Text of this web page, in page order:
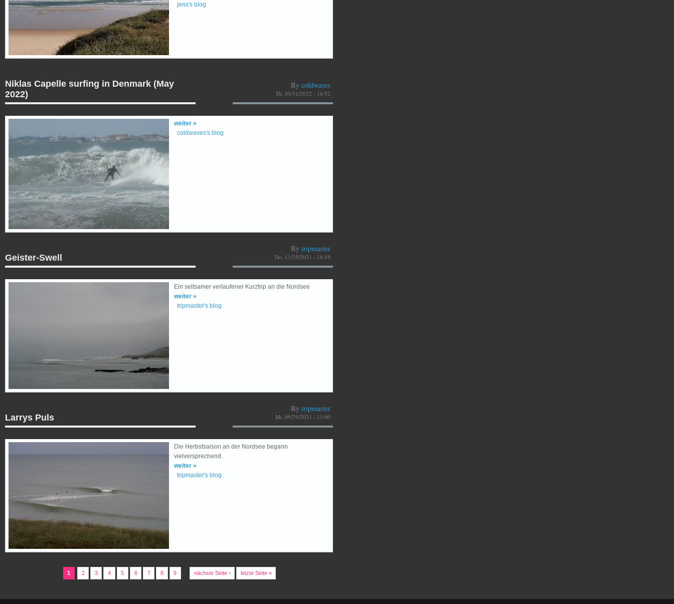
jens's blog
Niklas Capelle surfing in Denmark (May
2022)
By coldwaves
Di, 05/31/2022 - 16:52
weiter »
coldwaves's blog
Geister-Swell
By tripmaster
Do, 11/25/2021 - 18:19
Ein seltsamer verlaufener Kurztrip an die Nordsee
weiter »
tripmaster's blog
Larrys Puls
By tripmaster
Mi, 09/29/2021 - 11:00
Die Herbstsaison an der Nordsee begann
vielversprechend.
weiter »
tripmaster's blog
1 2 3 4 5 6 7 8 9 nächste Seite › letzte Seite »